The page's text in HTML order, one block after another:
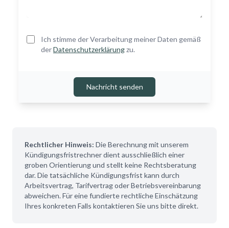
Ich stimme der Verarbeitung meiner Daten gemäß
derDatenschutzerklärungzu.
Nachricht senden
Rechtlicher Hinweis: Die Berechnung mit unserem
Kündigungsfristrechner dient ausschließlich einer
groben Orientierung und stellt keine Rechtsberatung
dar. Die tatsächliche Kündigungsfrist kann durch
Arbeitsvertrag, Tarifvertrag oder Betriebsvereinbarung
abweichen. Für eine fundierte rechtliche Einschätzung
Ihres konkreten Falls kontaktieren Sie uns bitte direkt.